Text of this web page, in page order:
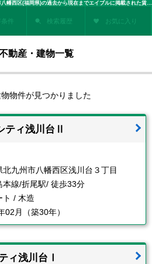
賃貸マンション・賃貸アパートなど北九州市八幡西区(福岡県)の過去から現在までエイブルに掲載された賃貸住宅情報・建物情報を検索！不動産賃貸を探すなら、お部屋探しのエイブル
件 検索履歴 お気に入り
動産・建物一覧
物件が見つかりました
ティ浅川台Ⅱ
北九州市八幡西区浅川台３丁目
本線/折尾駅/ 徒歩33分
ト / 木造
02月（築30年）
ィ浅川台Ⅰ